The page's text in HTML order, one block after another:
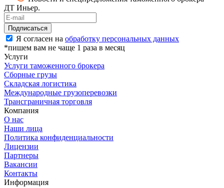
ДТ Иньер.
Я согласен на обработку персональных данных
*пишем вам не чаще 1 раза в месяц
Услуги
Услуги таможенного брокера
Сборные грузы
Складская логистика
Международные грузоперевозки
Трансграничная торговля
Компания
О нас
Наши лица
Политика конфиденциальности
Лицензии
Партнеры
Вакансии
Контакты
Информация